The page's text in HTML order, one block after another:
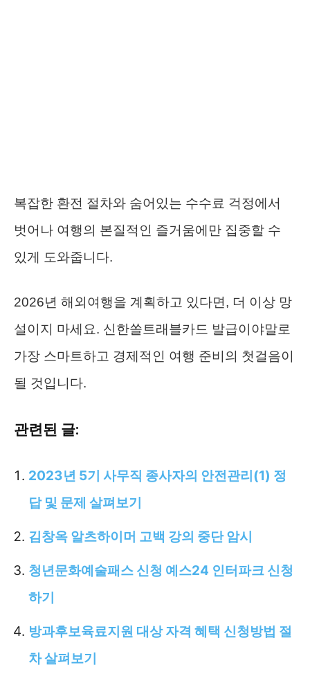
복잡한 환전 절차와 숨어있는 수수료 걱정에서
벗어나 여행의 본질적인 즐거움에만 집중할 수
있게 도와줍니다.
2026년 해외여행을 계획하고 있다면, 더 이상 망
설이지 마세요. 신한쏠트래블카드 발급이야말로
가장 스마트하고 경제적인 여행 준비의 첫걸음이
될 것입니다.
관련된 글:
2023년 5기 사무직 종사자의 안전관리(1) 정
답 및 문제 살펴보기
김창옥 알츠하이머 고백 강의 중단 암시
청년문화예술패스 신청 예스24 인터파크 신청
하기
방과후보육료지원 대상 자격 혜택 신청방법 절
차 살펴보기